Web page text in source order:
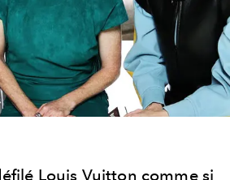
Louis Vuitton comme si